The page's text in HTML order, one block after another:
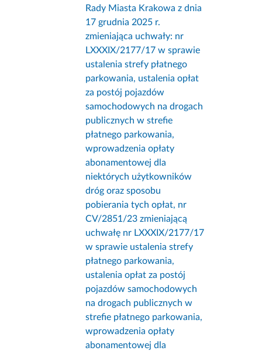
Rady Miasta Krakowa z dnia
17 grudnia 2025 r.
zmieniająca uchwały: nr
LXXXIX/2177/17 w sprawie
ustalenia strefy płatnego
parkowania, ustalenia opłat
za postój pojazdów
samochodowych na drogach
publicznych w strefie
płatnego parkowania,
wprowadzenia opłaty
abonamentowej dla
niektórych użytkowników
dróg oraz sposobu
pobierania tych opłat, nr
CV/2851/23 zmieniającą
uchwałę nr LXXXIX/2177/17
w sprawie ustalenia strefy
płatnego parkowania,
ustalenia opłat za postój
pojazdów samochodowych
na drogach publicznych w
strefie płatnego parkowania,
wprowadzenia opłaty
abonamentowej dla